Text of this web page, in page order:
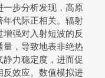
步分析发现，高原
年代际正相关。辐射
强对入射短波的反
量，导致地表非绝热
力稳定度，进而促
反效应。数值模拟进